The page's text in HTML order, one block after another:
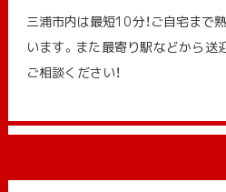
三浦市内は最短10分！ご自宅まで
います。また最寄り駅などから送
ご相談ください！